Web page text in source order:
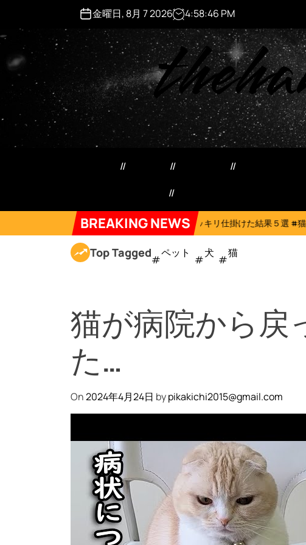
i
n
金曜日, 8月 7 2026 4:58:47 PM
BREAKING NEWS
ネコにドッキリ仕掛けた結果５選 #猫のいる暮らし
Top Tagged ペット 犬 猫
猫が病院から戻
た…
On2024年4月24日 bypikakichi2015@gmail.com